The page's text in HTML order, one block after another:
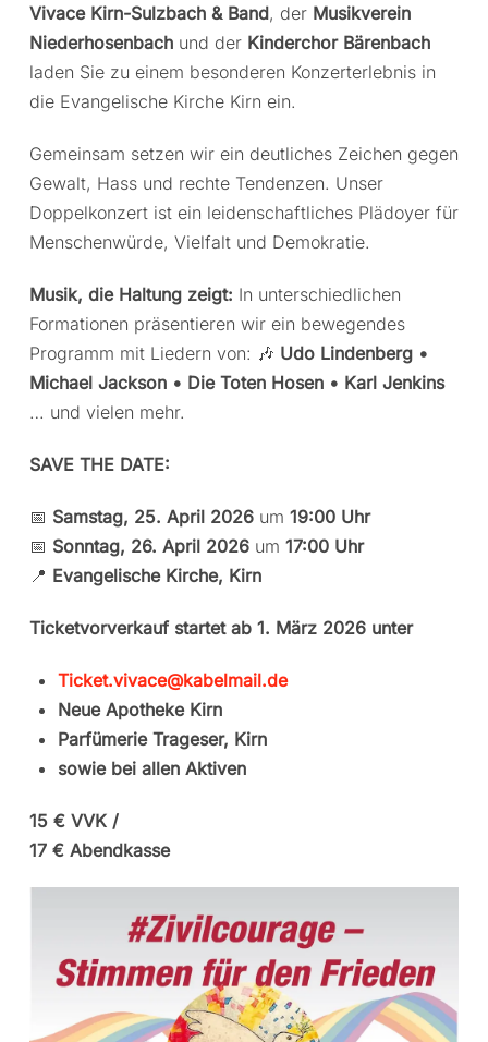
Vivace Kirn-Sulzbach & Band, der Musikverein
Niederhosenbachund der Kinderchor Bärenbach
laden Sie zu einem besonderen Konzerterlebnis in
die Evangelische Kirche Kirn ein.
Gemeinsam setzen wir ein deutliches Zeichen gegen
Gewalt, Hass und rechte Tendenzen. Unser
Doppelkonzert ist ein leidenschaftliches Plädoyer für
Menschenwürde, Vielfalt und Demokratie.
Musik, die Haltung zeigt: In unterschiedlichen
Formationen präsentieren wir ein bewegendes
Programm mit Liedern von: 🎶 Udo Lindenberg •
Michael Jackson • Die Toten Hosen • Karl Jenkins
… und vielen mehr.
SAVE THE DATE:
📅 Samstag, 25. April 2026um 19:00 Uhr
📅 Sonntag, 26. April 2026um 17:00 Uhr
📍 Evangelische Kirche, Kirn
Ticketvorverkauf startet ab 1. März 2026 unter
Ticket.vivace@kabelmail.de
Neue Apotheke Kirn
Parfümerie Trageser, Kirn
sowie bei allen Aktiven
15 € VVK /
17 € Abendkasse